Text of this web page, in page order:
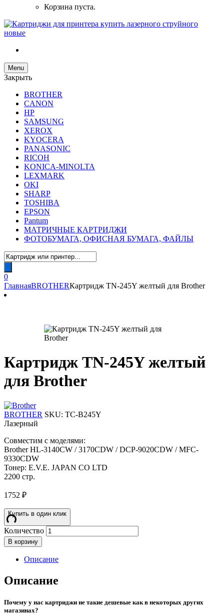
Корзина пуста.
Menu
Закрыть
BROTHER
CANON
HP
SAMSUNG
XEROX
KYOCERA
PANASONIC
RICOH
KONICA-MINOLTA
LEXMARK
OKI
SHARP
TOSHIBA
EPSON
Pantum
МАТРИЧНЫЕ КАРТРИДЖИ
ФОТОБУМАГА, ОФИСНАЯ БУМАГА, ФАЙЛЫ
Поиск
товаров
0
ГлавнаяBROTHERКартридж TN-245Y желтый для Brother
Картридж TN-245Y желтый
для Brother
BROTHER SKU: TC-B245Y
Лазерный
Совместим с моделями:
Brother HL-3140CW / 3170CDW / DCP-9020CDW / MFC-
9330CDW
Тонер: E.V.E. JAPAN CO LTD
2200 стр.
1752 ₽
Купить в один клик
Количество
В корзину
Описание
Описание
Почему у нас картриджи не такие дешевые как в некоторых других
магазинах?